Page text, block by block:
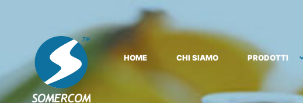
HOME CHI SIAMO PRODOTTI